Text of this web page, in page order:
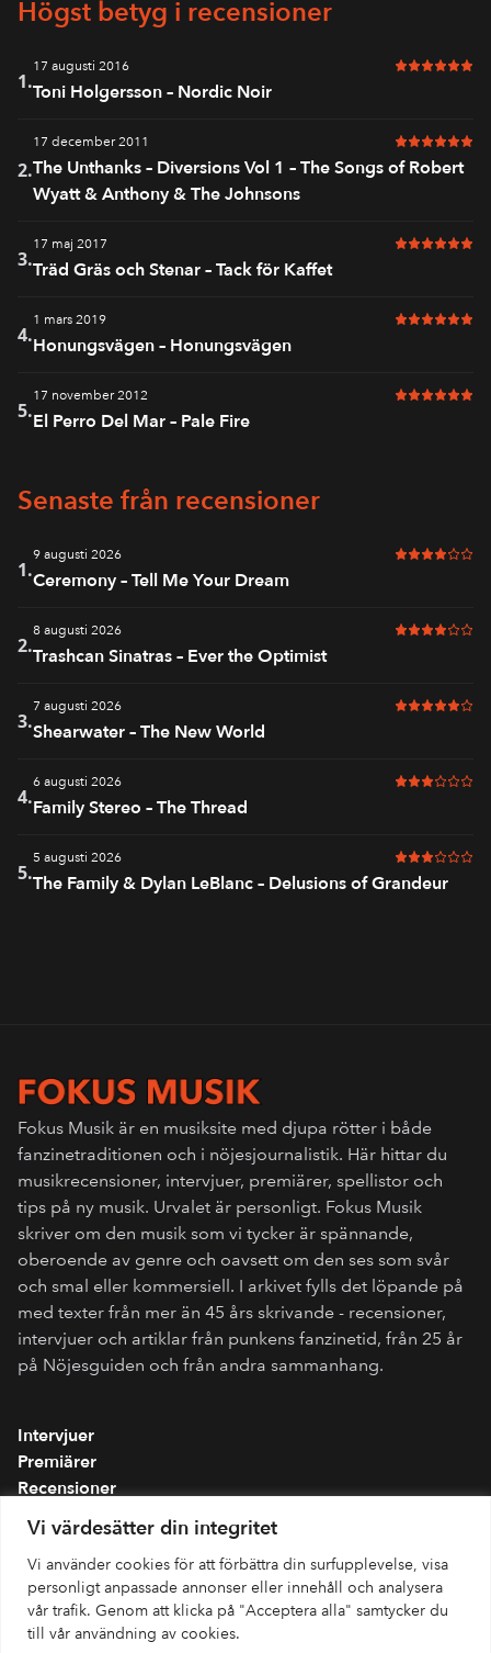
Vi värdesätter din integritet
Vi använder cookies för att förbättra din surfupplevelse, visa
personligt anpassade annonser eller innehåll och analysera
vår trafik. Genom att klicka på "Acceptera alla" samtycker du
till vår användning av cookies.
Högst betyg i recensioner
1.
17 augusti 2016 6 av 6 i
Toni Holgersson – Nordic Noir
2.
17 december 2011 6 av 6 i
The Unthanks – Diversions Vol 1 – The Songs of Robert
Wyatt & Anthony & The Johnsons
3.
17 maj 2017 6 av 6 i
Träd Gräs och Stenar – Tack för Kaffet
4.
1 mars 2019 6 av 6 i
Honungsvägen – Honungsvägen
5.
17 november 2012 6 av 6 i
El Perro Del Mar – Pale Fire
Senaste från recensioner
1.
9 augusti 2026 4 av 6 i
Ceremony – Tell Me Your Dream
2.
8 augusti 2026 4 av 6 i
Trashcan Sinatras – Ever the Optimist
3.
7 augusti 2026 5 av 6 i
Shearwater – The New World
4.
6 augusti 2026 3 av 6 i
Family Stereo – The Thread
5.
5 augusti 2026 3 av 6 i
The Family & Dylan LeBlanc – Delusions of Grandeur
Fokus Musik är en musiksite med djupa rötter i både
fanzinetraditionen och i nöjesjournalistik. Här hittar du
musikrecensioner, intervjuer, premiärer, spellistor och
tips på ny musik. Urvalet är personligt. Fokus Musik
skriver om den musik som vi tycker är spännande,
oberoende av genre och oavsett om den ses som svår
och smal eller kommersiell. I arkivet fylls det löpande på
med texter från mer än 45 års skrivande - recensioner,
intervjuer och artiklar från punkens fanzinetid, från 25 år
på Nöjesguiden och från andra sammanhang.
Intervjuer
Premiärer
Recensioner
Spellistor
Om folkmusik.se
Integritetspolicy